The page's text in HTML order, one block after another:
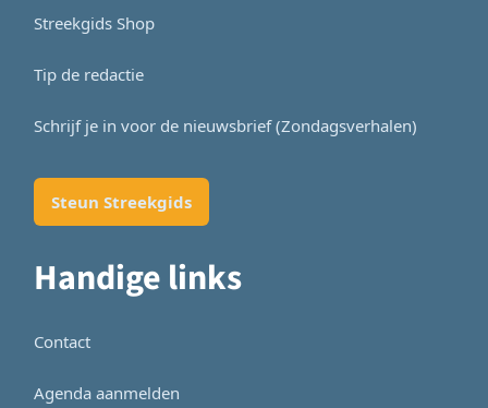
Streekgids Shop
Tip de redactie
Schrijf je in voor de nieuwsbrief (Zondagsverhalen)
Steun Streekgids
Handige links
Contact
Agenda aanmelden